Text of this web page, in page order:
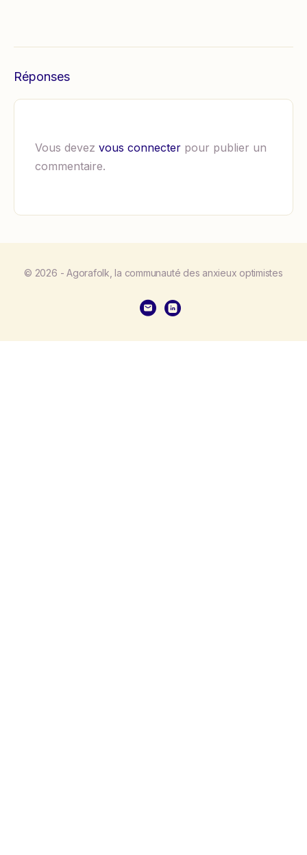
Réponses
Vous devez vous connecter pour publier un
commentaire.
© 2026 - Agorafolk, la communauté des anxieux optimistes